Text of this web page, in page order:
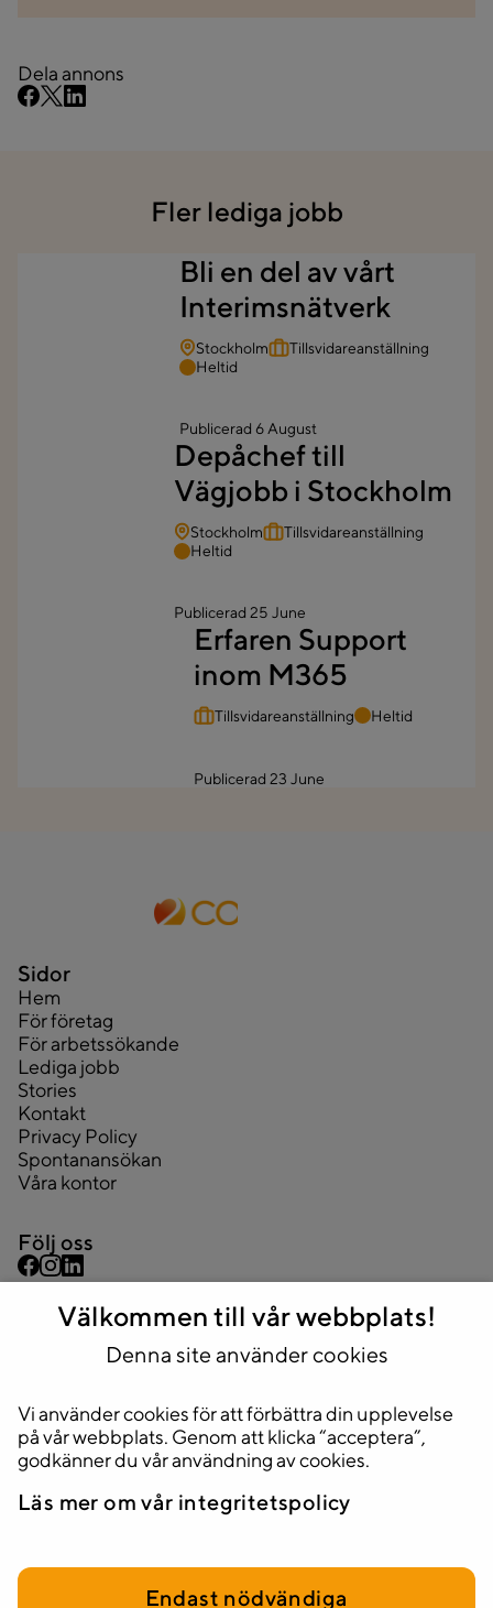
Dela annons
Fler lediga jobb
Bli en del av vårt
Interimsnätverk
Stockholm
Tillsvidareanställning
Heltid
Publicerad 6 August
Depåchef till
Vägjobb i Stockholm
Stockholm
Tillsvidareanställning
Heltid
Publicerad 25 June
Erfaren Support
inom M365
Tillsvidareanställning Heltid
Publicerad 23 June
Sidor
Hem
För företag
För arbetssökande
Lediga jobb
Stories
Kontakt
Privacy Policy
Spontanansökan
Våra kontor
Följ oss
Kontakta oss
08 445 43 44
Adress
Huvudkontor
111 34 Stockholm
Välkommen till vår webbplats!
Denna site använder cookies
Vi använder cookies för att förbättra din upplevelse
på vår webbplats. Genom att klicka “acceptera”,
godkänner du vår användning av cookies.
Läs mer om vår integritetspolicy
Endast nödvändiga